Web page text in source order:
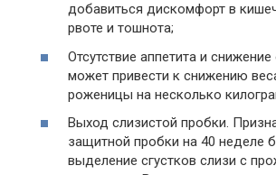
добавиться дискомфорт в
рвоте и тошнота;
Отсутствие аппетита и
может привести к снижению
роженицы на несколько
Выход слизистой пробки.
защитной пробки на 40 неделе
выделение сгустков слизи с